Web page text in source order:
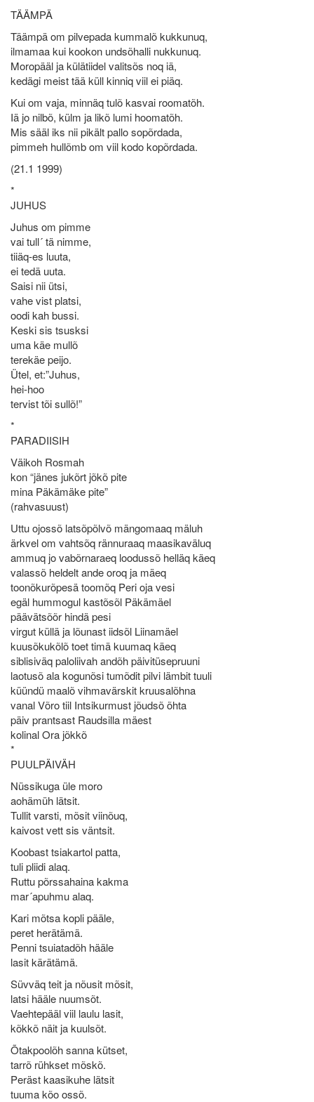
TÄÄMPÄ
Täämpä om pilvepada kummalõ kukkunuq,
ilmamaa kui kookon undsõhalli nukkunuq.
Moropääl ja külätiidel valitsõs noq iä,
kedägi meist tää küll kinniq viil ei piäq.
Kui om vaja, minnäq tulõ kasvai roomatõh.
Iä jo nilbõ, külm ja likõ lumi hoomatõh.
Mis sääl iks nii pikält pallo sopõrdada,
pimmeh hullõmb om viil kodo kopõrdada.
(21.1 1999)
*
JUHUS
Juhus om pimme
vai tull´ tä nimme,
tiiäq-es luuta,
ei tedä uuta.
Saisi nii ütsi,
vahe vist platsi,
oodi kah bussi.
Keski sis tsusksi
uma käe mullõ
terekäe peijo.
Ütel, et:”Juhus,
hei-hoo
tervist tõi sullõ!”
*
PARADIISIH
Väikoh Rosmah
kon “jänes jukõrt jõkõ pite
mina Päkämäke pite”
(rahvasuust)
Uttu ojossõ latsõpõlvõ mängomaaq mäluh
ärkvel om vahtsõq rännuraaq maasikaväluq
ammuq jo vabõrnaraeq loodussõ helläq käeq
valassõ heldelt ande oroq ja mäeq
toonõkurõpesä toomõq Peri oja vesi
egäl hummogul kastõsõl Päkämäel
päävätsõõr hindä pesi
virgut küllä ja lõunast iidsõl Liinamäel
kuusõkukõlõ toet timä kuumaq käeq
siblisiväq paloliivah andõh päivitüsepruuni
laotusõ ala kogunõsi tumõdit pilvi lämbit tuuli
küündü maalõ vihmavärskit kruusalõhna
vanal Võro tiil Intsikurmust jõudsõ õhta
päiv prantsast Raudsilla mäest
kolinal Ora jõkkõ
*
PUULPÄIVÄH
Nüssikuga üle moro
aohämüh lätsit.
Tullit varsti, mõsit viinõuq,
kaivost vett sis väntsit.
Koobast tsiakartol patta,
tuli pliidi alaq.
Ruttu põrssahaina kakma
mar´apuhmu alaq.
Kari mõtsa kopli pääle,
peret herätämä.
Penni tsuiatadõh hääle
lasit kärätämä.
Süvväq teit ja nõusit mõsit,
latsi hääle nuumsõt.
Vaehtepääl viil laulu lasit,
kõkkõ näit ja kuulsõt.
Õtakpoolõh sanna kütset,
tarrõ rühkset mõskõ.
Peräst kaasikuhe lätsit
tuuma kõo ossõ.